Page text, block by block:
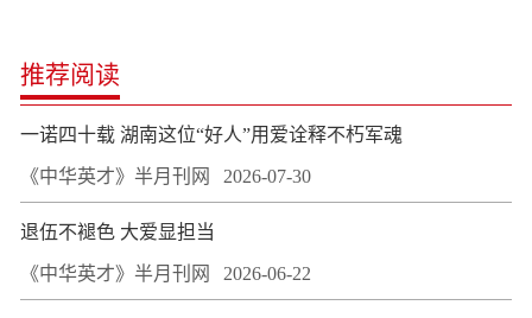
推荐阅读
一诺四十载 湖南这位“好人”用爱诠释不朽军魂
《中华英才》半月刊网 2026-07-30
退伍不褪色 大爱显担当
《中华英才》半月刊网 2026-06-22